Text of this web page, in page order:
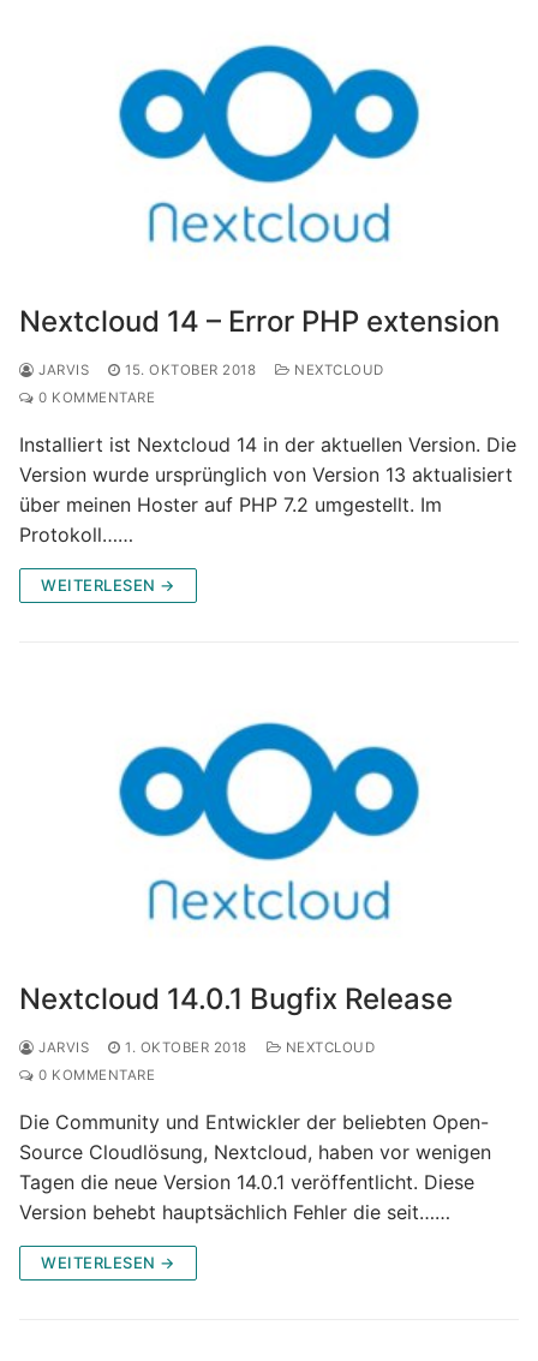
Nextcloud 14 – Error PHP extension
JARVIS 15. OKTOBER 2018
NEXTCLOUD
0 KOMMENTARE
Installiert ist Nextcloud 14 in der aktuellen Version. Die
Version wurde ursprünglich von Version 13 aktualisiert
über meinen Hoster auf PHP 7.2 umgestellt. Im
Protokoll……
WEITERLESEN →
Nextcloud 14.0.1 Bugfix Release
JARVIS 1. OKTOBER 2018
NEXTCLOUD
0 KOMMENTARE
Die Community und Entwickler der beliebten Open-
Source Cloudlösung, Nextcloud, haben vor wenigen
Tagen die neue Version 14.0.1 veröffentlicht. Diese
Version behebt hauptsächlich Fehler die seit……
WEITERLESEN →